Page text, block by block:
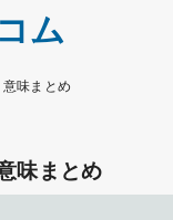
ム
意味まとめ
味まとめ